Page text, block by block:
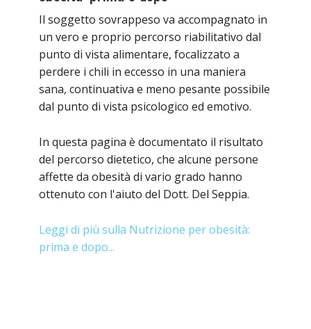
Il soggetto sovrappeso va accompagnato in
un vero e proprio percorso riabilitativo dal
punto di vista alimentare, focalizzato a
perdere i chili in eccesso in una maniera
sana, continuativa e meno pesante possibile
dal punto di vista psicologico ed emotivo.
In questa pagina è documentato il risultato
del percorso dietetico, che alcune persone
affette da obesità di vario grado hanno
ottenuto con l'aiuto del Dott. Del Seppia.
Leggi di più sulla Nutrizione per obesità:
prima e dopo...